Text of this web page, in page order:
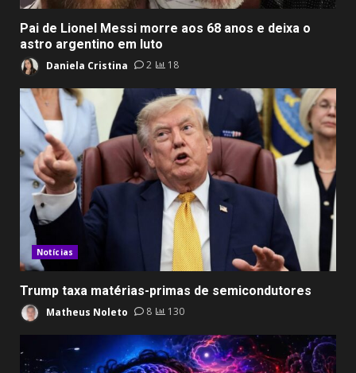
Pai de Lionel Messi morre aos 68 anos e deixa o
astro argentino em luto
Daniela Cristina 2 18
Notícias
Trump taxa matérias-primas de semicondutores
Matheus Noleto 8 130